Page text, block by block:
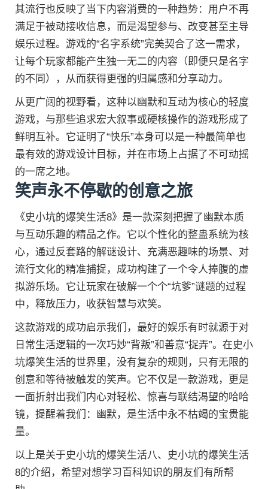
其流行也反映了当下内容消费的一种趋势：用户不再
满足于被动接收信息，而是渴望参与、改变甚至主导
娱乐过程。游戏的“名字系统”完美契合了这一需求，
让每个玩家都能产生独一无二的内容（即便只是名字
的不同），从而获得更强的归属感和分享动力。
从更广阔的视野看，这种以幽默和互动为核心的轻度
游戏，与那些追求宏大叙事或硬核操作的游戏形成了
鲜明互补。它证明了“快乐”本身可以是一种最简单也
最有效的游戏设计目标，并在市场上占据了不可动摇
的一席之地。
笑声永不停歇的创意之旅
《史小坑的爆笑生活8》是一款深刻把握了幽默本质
与互动乐趣的精品之作。它以个性化的整蛊系统为核
心，通过反套路的解谜设计、充满恶趣味的场景、对
流行文化的精准捕捉，成功构建了一个令人捧腹的虚
拟游乐场。它让玩家在破解一个个“坑爹”谜题的过程
中，释放压力，收获智慧与欢笑。
这款游戏的成功启示我们，最好的娱乐有时就源于对
日常生活逻辑的一次巧妙“背叛”和善意“捉弄”。在史小
坑爆笑生活的世界里，没有复杂的规则，只有无限的
创意和等待被触发的笑声。它不仅是一款游戏，更是
一面折射出我们内心对轻松、惊喜与联结渴望的哈哈
镜，提醒着我们：幽默，是生活中永不枯竭的宝贵能
量。
以上是关于史小坑的爆笑生活八、史小坑的爆笑生活
8的介绍，希望对想学习百科知识的朋友们有所帮